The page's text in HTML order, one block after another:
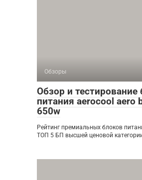
Обзоры
Обзор и тестирование
питания aerocool aero
650w
Рейтинг премиальных блоков
ТОП 5 БП высшей ценовой